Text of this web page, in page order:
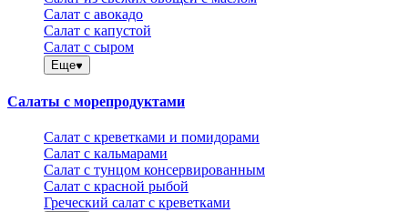
Салат с авокадо
Салат с капустой
Салат с сыром
Еще
Салаты с морепродуктами
Салат с креветками и помидорами
Салат с кальмарами
Салат с тунцом консервированным
Салат с красной рыбой
Греческий салат с креветками